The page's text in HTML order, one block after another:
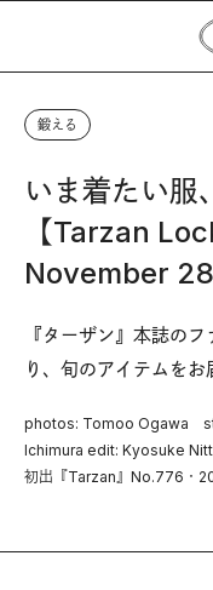
鍛える
いま着たい服
【Tarzan
November
『ターザン』本誌の
り、旬のアイテムをお
photos: Tomoo Ogawa
Ichimura edit: Kyosuke
初出『Tarzan』No.776・